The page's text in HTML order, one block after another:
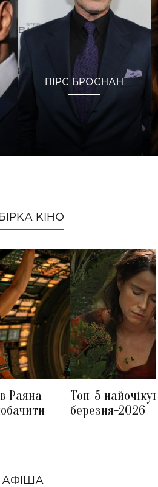
ПІРС БРОСНАН
КІНО
Раяна
Топ-5
березня-2026
АФІША